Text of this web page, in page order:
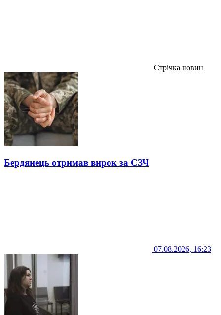
Стрічка новин
Бердянець отримав вирок за СЗЧ
07.08.2026, 16:23